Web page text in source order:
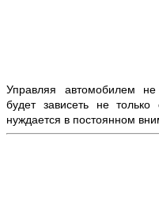
Управляя автомобилем
будет зависеть не
нуждается в постоянном